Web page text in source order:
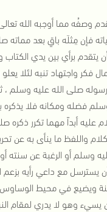
وصفُه مما أوجبه الله
فإن مِثلَه باقٍ بعد مماته
يتقدم برأي بين يدي الكتاب
فكر واجتهاد تنبه لئلا
صلى الله عليه وسلم ،
فضله ومكانه فلا يذكره
عليه أبداً مهما تكرر ذكره
واللفظ ما ينأى به عن
وسلم أو الرغبة عن سنته
يسترسل مع داعي رأيه بزعم
ويضيع في محيط الوساوس
يسيء وهو لا يدري لمقام